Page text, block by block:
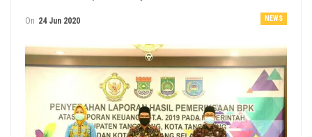
NEWS
On 24 Jun 2020